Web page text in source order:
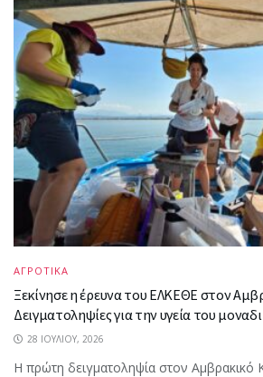
ΑΓΡΟΤΙΚΑ
Ξεκίνησε η έρευνα του ΕΛΚΕΘΕ στον
Δειγματοληψίες για την υγεία του
28 ΙΟΥΛΊΟΥ, 2026
Η πρώτη δειγματοληψία στον Αμβρακικό